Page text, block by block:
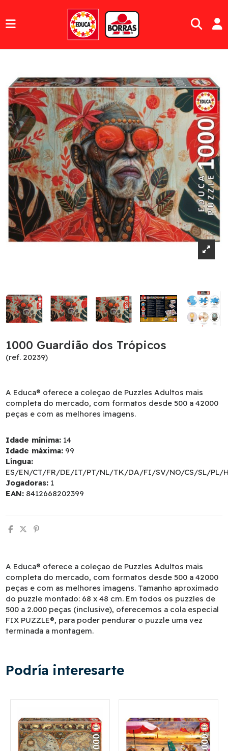
1000 Guardião dos Trópicos
(ref. 20239)
A Educa® oferece a coleçao de Puzzles Adultos mais
completa do mercado, com formatos desde 500 a 42000
peças e com as melhores imagens.
Idade mínima: 14
Idade máxima: 99
Língua:
ES/EN/CT/FR/DE/IT/PT/NL/TK/DA/FI/SV/NO/CS/SL/PL/
Jogadoras: 1
EAN: 8412668202399
A Educa® oferece a coleçao de Puzzles Adultos mais
completa do mercado, com formatos desde 500 a 42000
peças e com as melhores imagens. Tamanho aproximado
do puzzle montado: 68 x 48 cm. Em todos os puzzles de
500 a 2.000 peças (inclusive), oferecemos a cola especial
FIX PUZZLE®, para poder pendurar o puzzle uma vez
terminada a montagem.
Podría interesarte